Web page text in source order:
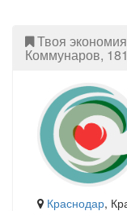
Твоя
Коммунаров,
Краснодар,